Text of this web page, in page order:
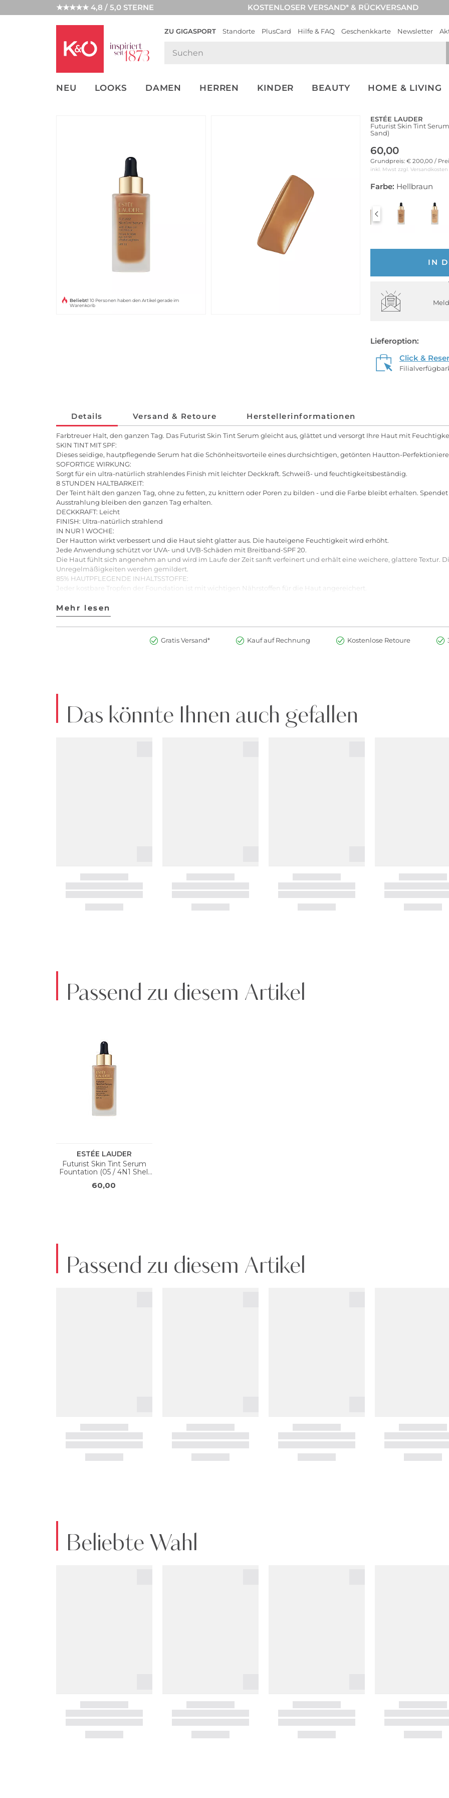
★★★★★ 4,8 / 5,0 STERNE KOSTENLOSER VERSAND* & RÜCKVERSAND
ZU GIGASPORT Standorte PlusCard Hilfe & FAQ Geschenkkarte Newsletter
NEU LOOKS DAMEN HERREN KINDER BEAUTY HOME & LIVING
UNSERE APP
CLICK &
Beliebt! 10 Personen haben den Artikel gerade im
Warenkorb
ESTÉE LAUDER
Futurist Skin Tint
Sand)
60,00
Grundpreis: € 200,00 /
inkl. Mwst zzgl. Versandkosten
Farbe: Hellbraun
IN
Lieferoption:
Click &
Details Versand & Retoure Herstellerinformationen
Farbtreuer Halt, den ganzen Tag. Das Futurist Skin Tint Serum gleicht aus, glättet und versorgt Ihre Haut mit
SKIN TINT MIT SPF:
Dieses seidige, hautpflegende Serum hat die Schönheitsvorteile eines durchsichtigen, getönten Hautton-
SOFORTIGE WIRKUNG:
Sorgt für ein ultra-natürlich strahlendes Finish mit leichter Deckkraft. Schweiß- und feuchtigkeitsbeständig.
8 STUNDEN HALTBARKEIT:
Der Teint hält den ganzen Tag, ohne zu fetten, zu knittern oder Poren zu bilden - und die Farbe bleibt erhalten.
Ausstrahlung bleiben den ganzen Tag erhalten.
DECKKRAFT: Leicht
FINISH: Ultra-natürlich strahlend
IN NUR 1 WOCHE:
Der Hautton wirkt verbessert und die Haut sieht glatter aus. Die hauteigene Feuchtigkeit wird erhöht.
Jede Anwendung schützt vor UVA- und UVB-Schäden mit Breitband-SPF 20.
Die Haut fühlt sich angenehm an und wird im Laufe der Zeit sanft verfeinert und erhält eine weichere, glattere Textur.
Unregelmäßigkeiten werden gemildert.
85% HAUTPFLEGENDE INHALTSSTOFFE:
Jeder kostbare Tropfen der Foundation ist mit wichtigen Nährstoffen für die Haut angereichert.
- Weiche Tonerde-Kokons umgeben die Öle und sorgen für ein angenehmes, schnell einziehendes Finish, das leicht
*Gemäß ISO-Norm 16128. Aus pflanzlichen Quellen, mineralischen Quellen ohne Erdöl und/oder Wasser.
- Dermatologisch getestet
- Verursacht keine Ausbrüche und verstopft die Poren nicht (nicht aknegen)
kommen.
Art.Nr:2900278364423
Mehr lesen
Mehr lesen
Gratis Versand* Kauf auf Rechnung Kostenlose Retoure
Das könnte Ihnen auch gefallen
Passend zu diesem Artikel
Passend zu diesem Artikel
Beliebte Wahl